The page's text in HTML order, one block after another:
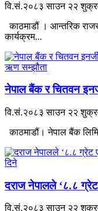
वि.सं.२०८३ साउन २२
काठमाडौं । आन्तरिक
कार्यक्रम...
नेपाल बैंक र चितवन
वि.सं.२०८३ साउन २२
काठमाडौं। नेपाल बैंक
दराज नेपालले ‘८.८
वि.सं.२०८३ साउन २२